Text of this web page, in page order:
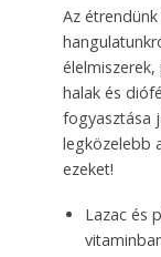
Az
halak és
fogyasztása
legközelebb
ezeket!
Lazac és